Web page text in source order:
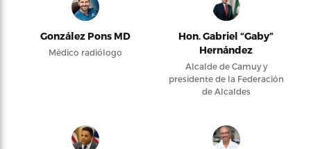
González Pons MD
Médico radiólogo
Hon. Gabriel “Gaby”
Hernández
Alcalde de Camuy y
presidente de la Federación
de Alcaldes